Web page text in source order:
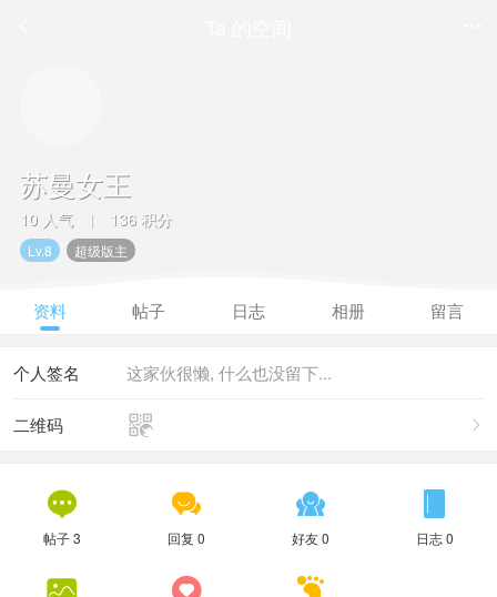
苏曼女王
10 人气 | 136 积分
Lv.8 超级版主
资料 帖子 日志 相册 留言
这家伙很懒, 什么也没留下...
个人签名


二维码

帖子 3

回复 0

好友 0

日志 0